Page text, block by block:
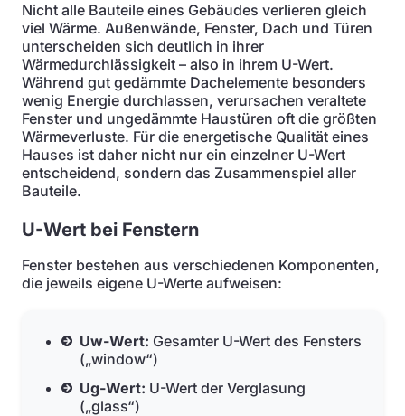
Nicht alle Bauteile eines Gebäudes verlieren gleich
viel Wärme. Außenwände, Fenster, Dach und Türen
unterscheiden sich deutlich in ihrer
Wärmedurchlässigkeit – also in ihrem U-Wert.
Während gut gedämmte Dachelemente besonders
wenig Energie durchlassen, verursachen veraltete
Fenster und ungedämmte Haustüren oft die größten
Wärmeverluste. Für die energetische Qualität eines
Hauses ist daher nicht nur ein einzelner U-Wert
entscheidend, sondern das Zusammenspiel aller
Bauteile.
U-Wert bei Fenstern
Fenster bestehen aus verschiedenen Komponenten,
die jeweils eigene U-Werte aufweisen:
Uw-Wert: Gesamter U-Wert des Fensters
(„window“)
Ug-Wert: U-Wert der Verglasung
(„glass“)